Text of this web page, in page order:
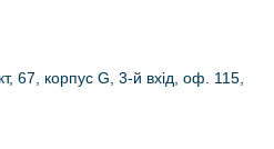
67, корпус G, 3-й вхід, оф. 115,